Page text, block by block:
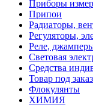
Приборы
Припои
Радиаторы,
Регуляторы,
Реле,
Световая
Средства
Товар под заказ
Флокулянты
ХИМИЯ